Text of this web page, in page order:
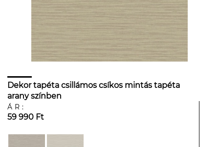
Dekor tapéta csillámos csíkos mintás tapéta
arany színben
ÁR:
59 990 Ft